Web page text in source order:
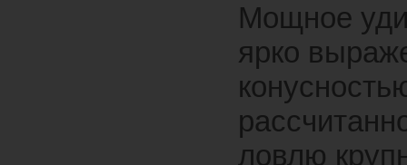
Мощное
ярко
ловлю